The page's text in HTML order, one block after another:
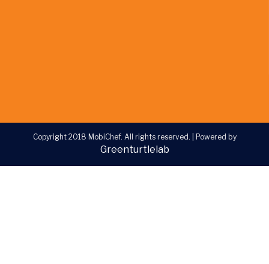
Copyright 2018 MobiChef. All rights reserved. Powered by
Greenturtlelab